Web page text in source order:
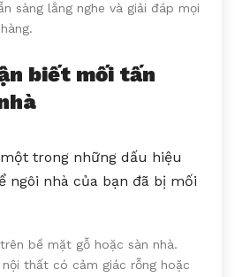
sàng lắng nghe và giải đáp mọi
biết mối tấn
trong những dấu hiệu
ngôi nhà của bạn đã bị mối
bề mặt gỗ hoặc sàn nhà.
nội thất có cảm giác rỗng hoặc